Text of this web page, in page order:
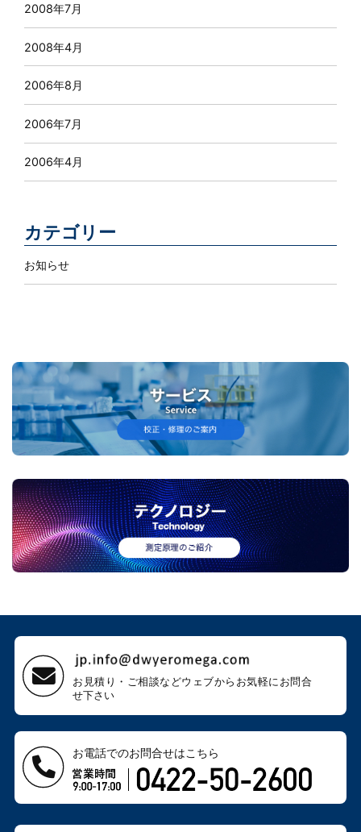
2008年7月
2008年4月
2006年8月
2006年7月
2006年4月
カテゴリー
お知らせ
お見積り・ご相談などウェブから お気軽にお問合
せ下さい
お電話でのお問合せはこちら